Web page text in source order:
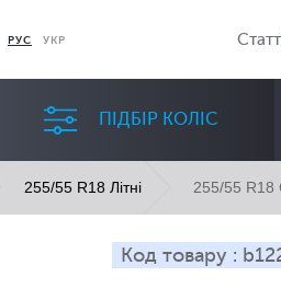
РУС УКР
ПІДБІР КОЛІС
255/55 R18 Літні 255/55 R18
Код товару :